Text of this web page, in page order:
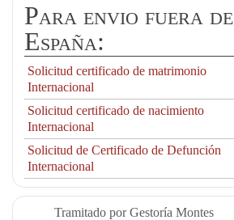
Para envio fuera de
España:
Solicitud certificado de matrimonio
Internacional
Solicitud certificado de nacimiento
Internacional
Solicitud de Certificado de Defunción
Internacional
Tramitado por Gestoría Montes